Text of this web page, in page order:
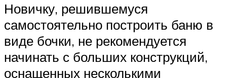
Новичку, решившемуся
самостоятельно построить баню в
виде бочки, не рекомендуется
начинать с больших конструкций,
оснащенных несколькими